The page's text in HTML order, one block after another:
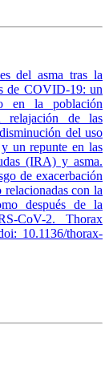
del asma tras la
de COVID-19: un
en la población
de las
del uso
un repunte en las
(IRA) y asma.
de exacerbación
con la
después de la
CoV-2. Thorax
10.1136/thorax-